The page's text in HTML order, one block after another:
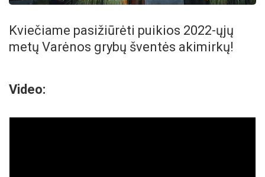
Kviečiame pasižiūrėti puikios 2022-ųjų
metų Varėnos grybų šventės akimirkų!
Video: